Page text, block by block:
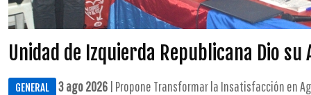
Unidad de Izquierda Republicana Dio su
GENERAL 3 ago 2026 | Propone Transformar la Insatisfacción en